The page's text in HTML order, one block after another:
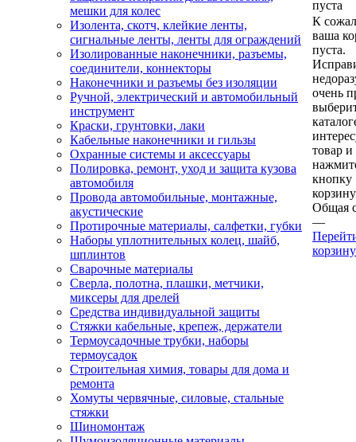
мешки для колес
Изолента, скотч, клейкие ленты,
сигнальные ленты, ленты для ограждений
Изолированные наконечники, разъемы,
соединители, коннекторы
Наконечники и разъемы без изоляции
Ручной, электрический и автомобильный
инструмент
Краски, грунтовки, лаки
Кабельные наконечники и гильзы
Охранные системы и аксессуары
Полировка, ремонт, уход и защита кузова
автомобиля
Провода автомобильные, монтажные,
акустические
Протирочные материалы, салфетки, губки
Наборы уплотнительных колец, шайб,
шплинтов
Сварочные материалы
Сверла, полотна, плашки, метчики,
миксеры для дрелей
Средства индивидуальной защиты
Стяжки кабельные, крепеж, держатели
Термоусадочные трубки, наборы
термоусадок
Строительная химия, товары для дома и
ремонта
Хомуты червячные, силовые, стальные
стяжки
Шиномонтаж
пуста
К
ваша
пуста.
очень
товар и
кнопку
Общая
—
корзину